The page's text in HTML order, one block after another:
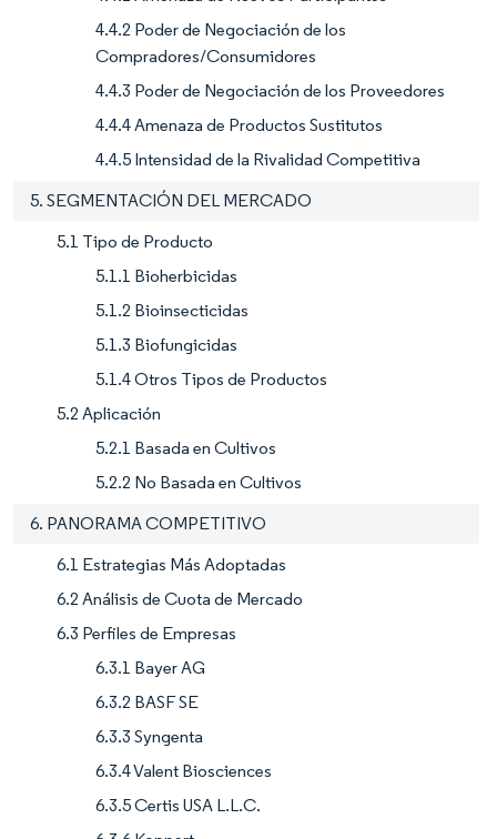
4.4.2 Poder de Negociación de los
Compradores/Consumidores
4.4.3 Poder de Negociación de los Proveedores
4.4.4 Amenaza de Productos Sustitutos
4.4.5 Intensidad de la Rivalidad Competitiva
5. SEGMENTACIÓN DEL MERCADO
5.1 Tipo de Producto
5.1.1 Bioherbicidas
5.1.2 Bioinsecticidas
5.1.3 Biofungicidas
5.1.4 Otros Tipos de Productos
5.2 Aplicación
5.2.1 Basada en Cultivos
5.2.2 No Basada en Cultivos
6. PANORAMA COMPETITIVO
6.1 Estrategias Más Adoptadas
6.2 Análisis de Cuota de Mercado
6.3 Perfiles de Empresas
6.3.1 Bayer AG
6.3.2 BASF SE
6.3.3 Syngenta
6.3.4 Valent Biosciences
6.3.5 Certis USA L.L.C.